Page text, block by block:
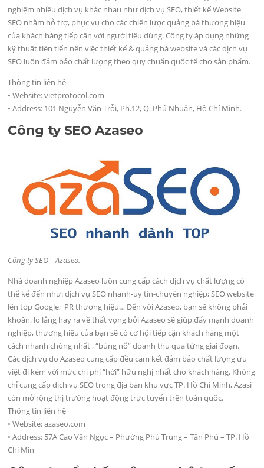
nghiệm nhiều dịch vụ khác nhau như dịch vụ SEO, thiết kế Website
SEO nhằm hỗ trợ, phục vụ cho các chiến lược quảng bá thương hiệu
của khách hàng tiếp cận với người tiêu dùng. Công ty áp dụng những
kỹ thuật tiên tiến nên việc thiết kế & quảng bá website và các dịch vụ
SEO luôn đảm bảo chất lượng theo quy chuẩn quốc tế cho sản phẩm.
Thông tin liên hệ
• Website: vietprotocol.com
• Address: 101 Nguyễn Văn Trỗi, Ph.12, Q. Phú Nhuận, Hồ Chí Minh.
Công ty SEO Azaseo
Công ty SEO – Azaseo.
Nhà doanh nghiệp Azaseo luôn cung cấp cách dịch vụ chất lượng có
thể kể đến như: dịch vụ SEO nhanh-uy tín-chuyên nghiệp; SEO website
lên top Google; PR thương hiệu… Đến với Azaseo, bạn sẽ không phải
khoăn, lo lắng hay ra về thất vọng bởi Azaseo sẽ giúp đẩy mạnh doanh
nghiệp, thương hiệu của bạn sẽ có cơ hội tiếp cận khách hàng một
cách nhanh chóng nhất , “bùng nổ” doanh thu qua từng giai đoạn.
Các dịch vụ do Azaseo cung cấp đều cam kết đảm bảo chất lượng ưu
việt đi kèm với mức chi phí “hời” hữu nghị nhất cho khách hàng. Không
chỉ cung cấp dịch vụ SEO trong địa bàn khu vực TP. Hồ Chí Minh, Azasi
còn mở rộng thị trường hoạt động trực tuyến trên toàn quốc.
Thông tin liên hệ
• Website: azaseo.com
• Address: 57A Cao Văn Ngọc – Phường Phú Trung – Tân Phú – TP. Hồ
Chí Min